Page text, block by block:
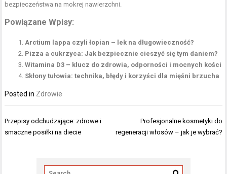
bezpieczeństwa na mokrej nawierzchni.
Powiązane Wpisy:
Arctium lappa czyli łopian – lek na długowieczność?
Pizza a cukrzyca: Jak bezpiecznie cieszyć się tym daniem?
Witamina D3 – klucz do zdrowia, odporności i mocnych kości
Skłony tułowia: technika, błędy i korzyści dla mięśni brzucha
Posted in Zdrowie
Nawigacja
wpisu
Przepisy odchudzające: zdrowe i
smaczne posiłki na diecie
Profesjonalne kosmetyki do
regeneracji włosów – jak je wybrać?